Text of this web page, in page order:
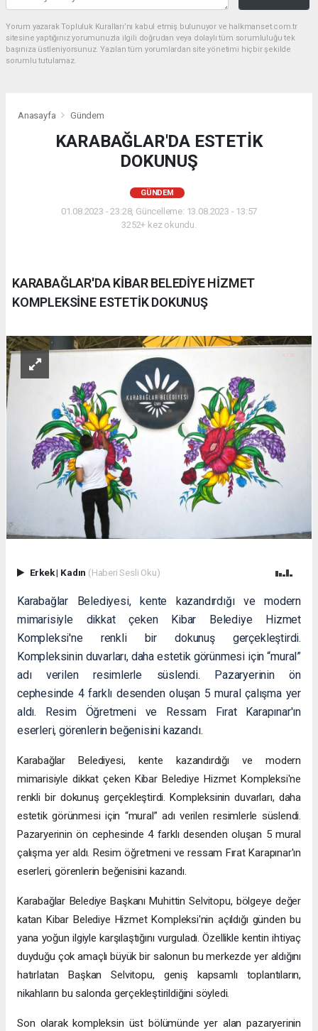
Yorum yazarak Topluluk Kuralları’nı kabul etmiş bulunuyor ve halkmanset.com.tr
sitesine yaptığınız yorumunuzla ilgili doğrudan veya dolaylı tüm sorumluluğu tek
başınıza üstleniyorsunuz. Yazılan tüm yorumlardan site yönetimi hiçbir şekilde
sorumlu tutulamaz.
Anasayfa Gündem
KARABAĞLAR'DA ESTETİK
DOKUNUŞ
GÜNDEM
01.08.2023 - 23:28, Güncelleme: 13.08.2023 - 13:57
3252+ kez okundu.
KARABAĞLAR'DA KİBAR BELEDİYE HİZMET
KOMPLEKSİNE ESTETİK DOKUNUŞ
Erkek| Kadın (Haberi Sesli Oku)
Karabağlar Belediyesi, kente kazandırdığı ve modern
mimarisiyle dikkat çeken Kibar Belediye Hizmet
Kompleksi'ne renkli bir dokunuş gerçekleştirdi.
Kompleksinin duvarları, daha estetik görünmesi için “mural”
adı verilen resimlerle süslendi. Pazaryerinin ön
cephesinde 4 farklı desenden oluşan 5 mural çalışma yer
aldı. Resim Öğretmeni ve Ressam Fırat Karapınar'ın
eserleri, görenlerin beğenisini kazandı.
Karabağlar Belediyesi, kente kazandırdığı ve modern
mimarisiyle dikkat çeken Kibar Belediye Hizmet Kompleksi'ne
renkli bir dokunuş gerçekleştirdi. Kompleksinin duvarları, daha
estetik görünmesi için “mural” adı verilen resimlerle süslendi.
Pazaryerinin ön cephesinde 4 farklı desenden oluşan 5 mural
çalışma yer aldı. Resim öğretmeni ve ressam Fırat Karapınar'ın
eserleri, görenlerin beğenisini kazandı.
Karabağlar Belediye Başkanı Muhittin Selvitopu, bölgeye değer
katan Kibar Belediye Hizmet Kompleksi'nin açıldığı günden bu
yana yoğun ilgiyle karşılaştığını vurguladı. Özellikle kentin ihtiyaç
duyduğu çok amaçlı büyük bir salonun bu merkezde yer aldığını
hatırlatan Başkan Selvitopu, geniş kapsamlı toplantıların,
nikahların bu salonda gerçekleştirildiğini söyledi.
Son olarak kompleksin üst bölümünde yer alan pazaryerinin